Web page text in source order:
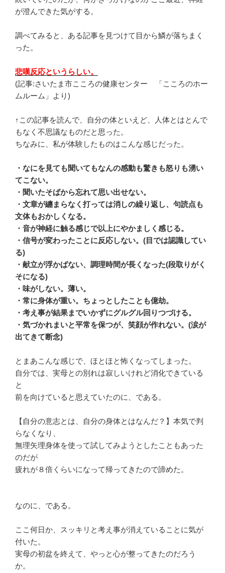
が澄んできた気がする。
調べてみると、ある記事を見つけて目から鱗が落ちまく
った。
悲嘆反応というらしい。
(記事:さいたま市こころの健康センター 「こころのホー
ムルーム」より)
↑この記事を読んで、自分の体といえど、人体とはとんで
もなく不思議なものだと思った。
ちなみに、私が体験したものはこんな感じだった。
・なにを見ても聞いてもなんの感動も驚きも怒りも湧い
てこない。
・聞いたそばから忘れて思い出せない。
・文章が纏まらなく打っては消しの繰り返し、句読点も
文体もおかしくなる。
・音が神経に触る感じで以上にやかましく感じる。
・信号が変わったことに反応しない。(目では認識してい
る)
・献立が浮かばない、調理時間が長くなった(段取りがく
そになる)
・味がしない。薄い。
・常に身体が重い。ちょっとしたことも億劫。
・考え事が結果までいかずにグルグル回りつづける。
・気づかれまいと平常を保つが、笑顔が作れない。(涙が
出てきて断念)
とまあこんな感じで、ほとほと怖くなってしまった。
自分では、実母との別れは寂しいけれど消化できている
と
前を向けていると思えていたのに、である。
【自分の意志とは、自分の身体とはなんだ？】本気で判
らなくなり、
無理矢理身体を使って試してみようとしたこともあった
のだが
疲れが８倍くらいになって帰ってきたので諦めた。
なのに、である。
ここ何日か、スッキリと考え事が消えていることに気が
付いた。
実母の初盆を終えて、やっと心が整ってきたのだろう
か。